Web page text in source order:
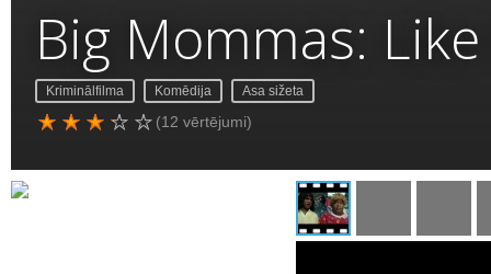
Big Mommas:
Kriminālfilma Komēdija Asa sižeta
(12 vērtējumi)